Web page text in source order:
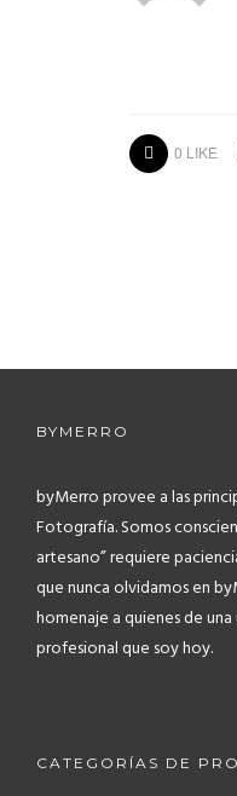
0 LIKE
BYMERRO
byMerro provee a las
Fotografía.Somos
artesano” requiere
que nunca olvidamos en
homenaje a quienes de
profesional que soy hoy.
CATEGORÍAS DE